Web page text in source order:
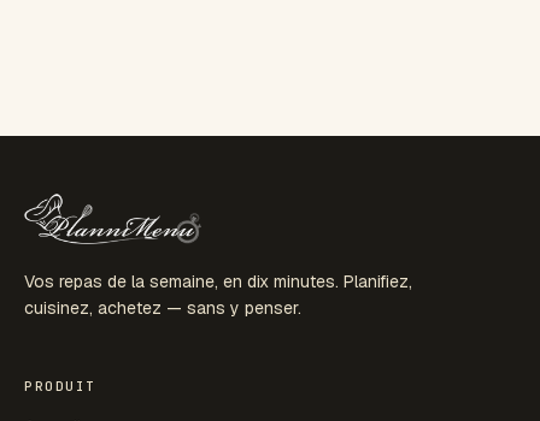
Vos repas de la semaine, en dix minutes. Planifiez,
cuisinez, achetez — sans y penser.
PRODUIT